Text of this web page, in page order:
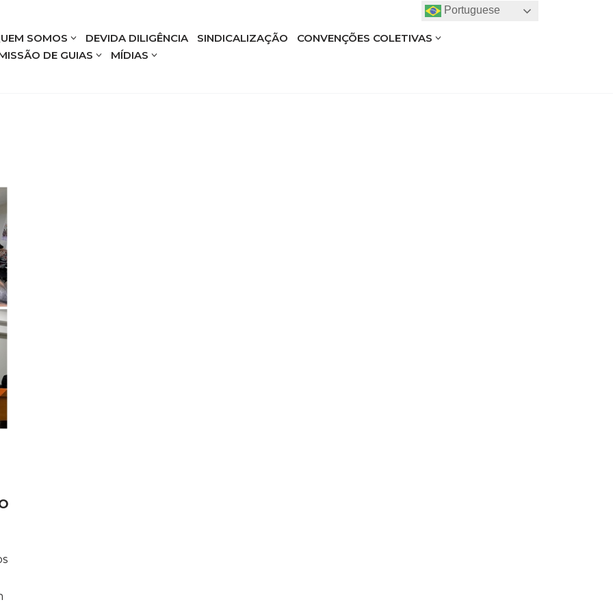
SOMOS DEVIDA DILIGÊNCIA SINDICALIZAÇÃO
CONVENÇÕES COLETIVAS
DE GUIAS
MÍDIAS
Portuguese